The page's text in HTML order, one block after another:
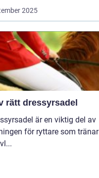
2025
rätt dressyrsadel
är en viktig del av
för ryttare som tränar